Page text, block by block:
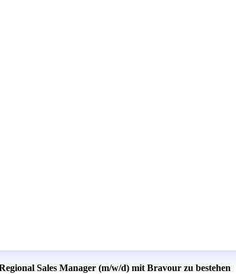
Sales Manager (m/w/d) mit Bravour zu bestehen